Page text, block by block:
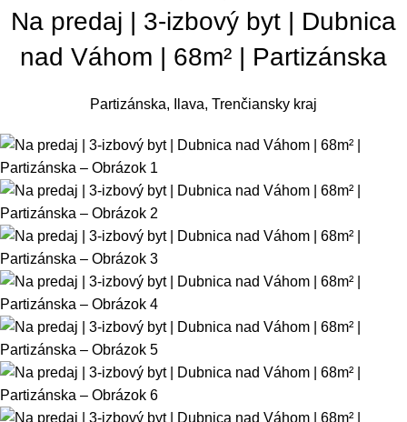
Na predaj | 3-izbový byt | Dubnica
nad Váhom | 68m² | Partizánska
Partizánska, Ilava, Trenčiansky kraj